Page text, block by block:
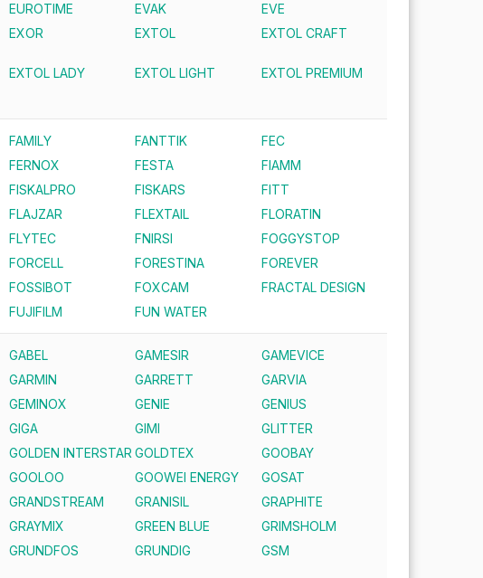
EUROTIME EVAK
EVE
EXOR EXTOL EXTOL CRAFT
EXTOL LADY EXTOL LIGHT
EXTOL PREMIUM
FAMILY FANTTIK
FEC
FERNOX FESTA
FIAMM
FISKALPRO FISKARS
FITT
FLAJZAR FLEXTAIL
FLORATIN
FLYTEC FNIRSI
FOGGYSTOP
FORCELL FORESTINA
FOREVER
FOSSIBOT FOXCAM
FRACTAL DESIGN
FUJIFILM FUN WATER
GABEL GAMESIR
GAMEVICE
GARMIN GARRETT
GARVIA
GEMINOX GENIE
GENIUS
GIGA GIMI
GLITTER
GOLDEN INTERSTAR GOLDTEX
GOOBAY
GOOLOO GOOWEI ENERGY
GOSAT
GRANDSTREAM GRANISIL
GRAPHITE
GRAYMIX GREEN BLUE
GRIMSHOLM
GRUNDFOS GRUNDIG
GSM